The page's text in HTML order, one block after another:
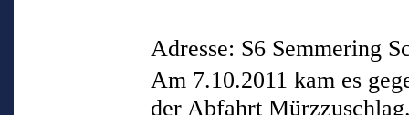
Adresse: S6 Semmering
Am 7.10.2011 kam es
der Abfahrt